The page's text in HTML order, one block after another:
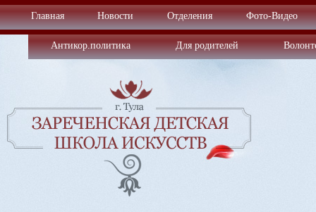
Главная Новости Отделения Фото-Видео
Антикор.политика Для родителей